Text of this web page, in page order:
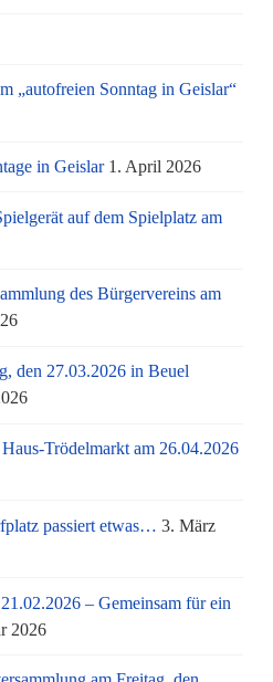
„autofreien Sonntag in Geislar“
in Geislar 1. April 2026
auf dem Spielplatz am
des Bürgervereins am
den 27.03.2026 in Beuel
Trödelmarkt am 26.04.2026
passiert etwas… 3. März
– Gemeinsam für ein
2026